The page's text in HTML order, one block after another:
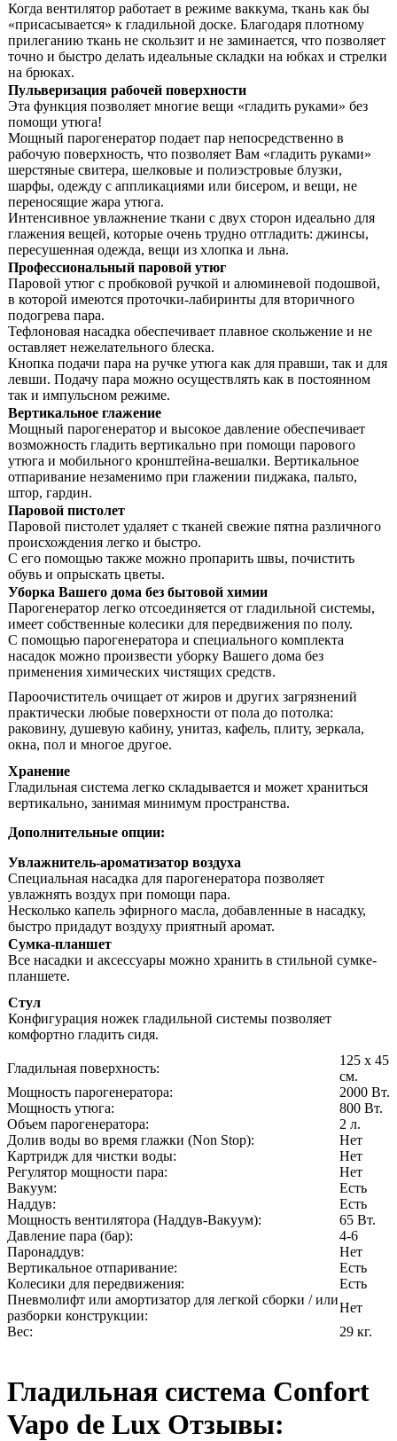
Когда вентилятор работает в режиме ваккума, ткань как бы
«присасывается» к гладильной доске. Благодаря плотному
прилеганию ткань не скользит и не заминается, что позволяет
точно и быстро делать идеальные складки на юбках и стрелки
на брюках.
Пульверизация рабочей поверхности
Эта функция позволяет многие вещи «гладить руками» без
помощи утюга!
Мощный парогенератор подает пар непосредственно в
рабочую поверхность, что позволяет Вам «гладить руками»
шерстяные свитера, шелковые и полиэстровые блузки,
шарфы, одежду с аппликациями или бисером, и вещи, не
переносящие жара утюга.
Интенсивное увлажнение ткани с двух сторон идеально для
глажения вещей, которые очень трудно отгладить: джинсы,
пересушенная одежда, вещи из хлопка и льна.
Профессиональный паровой утюг
Паровой утюг с пробковой ручкой и алюминевой подошвой,
в которой имеются проточки-лабиринты для вторичного
подогрева пара.
Тефлоновая насадка обеспечивает плавное скольжение и не
оставляет нежелательного блеска.
Кнопка подачи пара на ручке утюга как для правши, так и для
левши. Подачу пара можно осуществлять как в постоянном
так и импульсном режиме.
Вертикальное глажение
Мощный парогенератор и высокое давление обеспечивает
возможность гладить вертикально при помощи парового
утюга и мобильного кронштейна-вешалки. Вертикальное
отпаривание незаменимо при глажении пиджака, пальто,
штор, гардин.
Паровой пистолет
Паровой пистолет удаляет с тканей свежие пятна различного
происхождения легко и быстро.
C его помощью также можно пропарить швы, почистить
обувь и опрыскать цветы.
Уборка Вашего дома без бытовой химии
Парогенератор легко отсоединяется от гладильной системы,
имеет собственные колесики для передвижения по полу.
C помощью парогенератора и специального комплекта
насадок можно произвести уборку Вашего дома без
применения химических чистящих средств.
Пароочиститель очищает от жиров и других загрязнений
практически любые поверхности от пола до потолка:
раковину, душевую кабину, унитаз, кафель, плиту, зеркала,
окна, пол и многое другое.
Хранение
Гладильная система легко складывается и может храниться
вертикально, занимая минимум пространства.
Дополнительные опции:
Увлажнитель-ароматизатор воздуха
Специальная насадка для парогенератора позволяет
увлажнять воздух при помощи пара.
Несколько капель эфирного масла, добавленные в насадку,
быстро придадут воздуху приятный аромат.
Сумка-планшет
Все насадки и аксессуары можно хранить в стильной сумке-
планшете.
Стул
Конфигурация ножек гладильной системы позволяет
комфортно гладить сидя.
Гладильная поверхность:
125 х 45
см.
Мощность парогенератора:
2000 Вт.
Мощность утюга:
800 Вт.
Объем парогенератора:
2 л.
Долив воды во время глажки (Non Stop):
Нет
Картридж для чистки воды:
Нет
Регулятор мощности пара:
Нет
Вакуум:
Есть
Наддув:
Есть
Мощность вентилятора (Наддув-Вакуум):
65 Вт.
Давление пара (бар):
4-6
Паронаддув:
Нет
Вертикальное отпаривание:
Есть
Колесики для передвижения:
Есть
Пневмолифт или амортизатор для легкой сборки / или
разборки конструкции:
Нет
Вес:
29 кг.
Гладильная система Confort
Vapo de Lux Отзывы: